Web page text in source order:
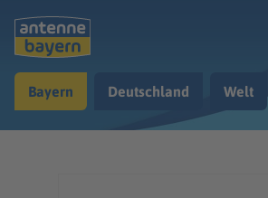
Musik & Radio
Bayern Deutschland Welt